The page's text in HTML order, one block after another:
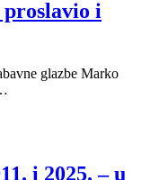
i
glazbe Marko
i 2025. – u